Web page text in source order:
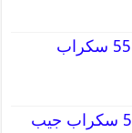
قطع غيار باجيرو 55818355 سكراب
قطع غيار جيب 55818355 سكراب جيب